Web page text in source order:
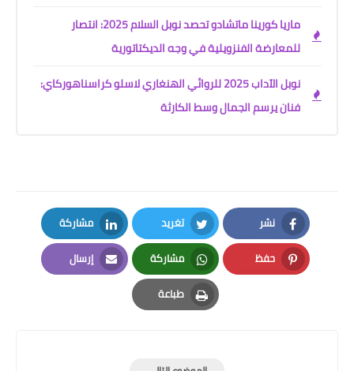
ماريا كورينا ماتشادو تحصد نوبل السلام 2025: انتصار
للمعارضة الفنزويلية في وجه الديكتاتورية
نوبل الآداب 2025 للروائي الهنغاري لاسلو كراسناهوركاي:
فنان يرسم الجمال وسط الكارثة
نشر
Facebook
تغريد
Twitter
مشاركة
LinkedIn
حفظ
Pinterest
مشاركة
Whatsapp
إرسال
Email
طباعة
Print